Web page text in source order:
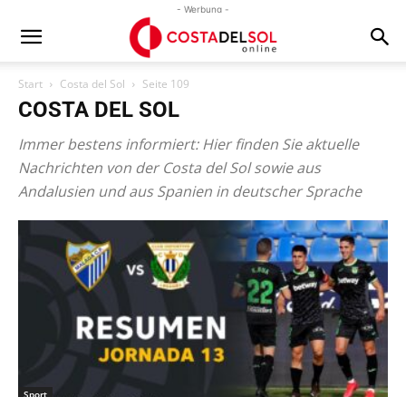
- Werbung -
Start Costa del Sol Seite 109
COSTA DEL SOL
Immer bestens informiert: Hier finden Sie aktuelle
Nachrichten von der Costa del Sol sowie aus
Andalusien und aus Spanien in deutscher Sprache